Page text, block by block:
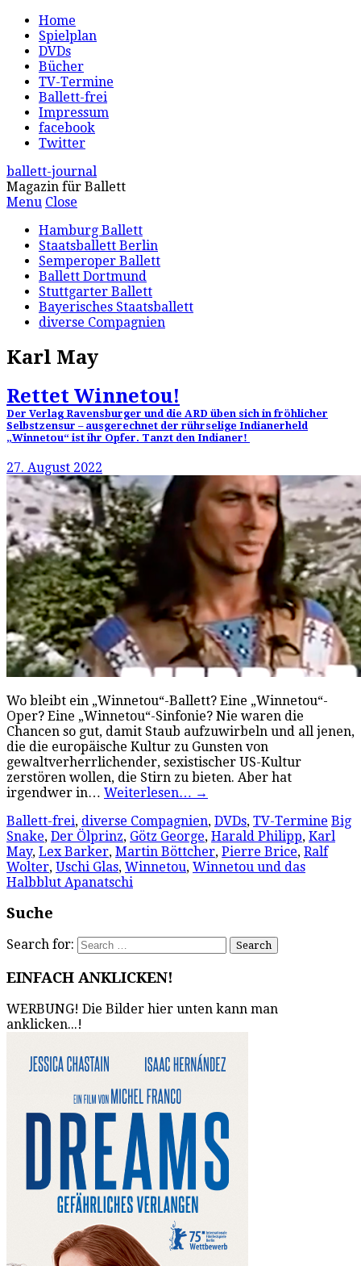
Home
Spielplan
DVDs
Bücher
TV-Termine
Ballett-frei
Impressum
facebook
Twitter
ballett-journal
Magazin für Ballett
Menu Close
Hamburg Ballett
Staatsballett Berlin
Semperoper Ballett
Ballett Dortmund
Stuttgarter Ballett
Bayerisches Staatsballett
diverse Compagnien
Karl May
Rettet Winnetou!
Der Verlag Ravensburger und die ARD üben sich in fröhlicher
Selbstzensur – ausgerechnet der rührselige Indianerheld
„Winnetou“ ist ihr Opfer. Tanzt den Indianer!
27. August 2022
Wo bleibt ein „Winnetou“-Ballett? Eine „Winnetou“-
Oper? Eine „Winnetou“-Sinfonie? Nie waren die
Chancen so gut, damit Staub aufzuwirbeln und all jenen,
die die europäische Kultur zu Gunsten von
gewaltverherrlichender, sexistischer US-Kultur
zerstören wollen, die Stirn zu bieten. Aber hat
irgendwer in… Weiterlesen… →
Ballett-frei, diverse Compagnien, DVDs, TV-Termine Big
Snake, Der Ölprinz, Götz George, Harald Philipp, Karl
May, Lex Barker, Martin Böttcher, Pierre Brice, Ralf
Wolter, Uschi Glas, Winnetou, Winnetou und das
Halbblut Apanatschi
Suche
Search for:
EINFACH ANKLICKEN!
WERBUNG! Die Bilder hier unten kann man
anklicken...!